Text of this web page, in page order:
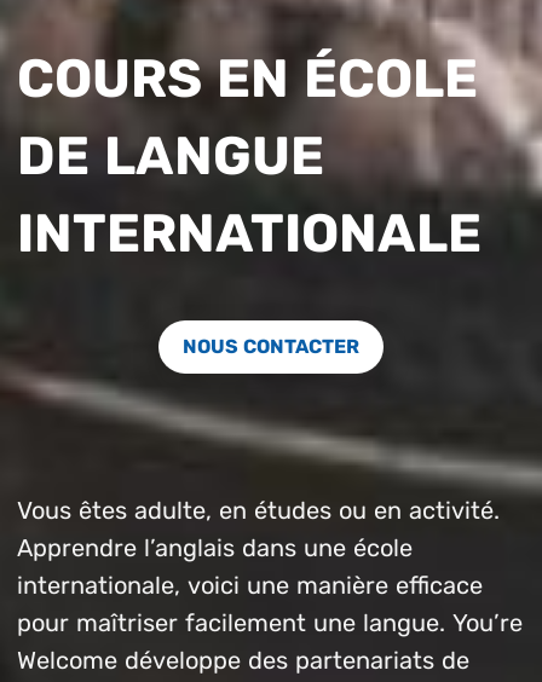
COURS EN ÉCOLE
DE LANGUE
INTERNATIONALE
NOUS CONTACTER
Vous êtes adulte, en études ou en activité.
Apprendre l’anglais dans une école
internationale, voici une manière efficace
pour maîtriser facilement une langue. You’re
Welcome développe des partenariats de